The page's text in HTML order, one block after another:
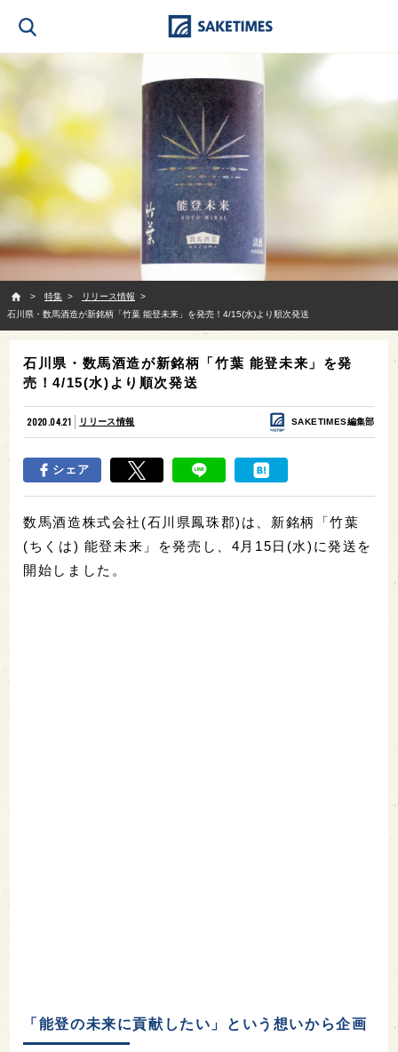
特集
リリース情報
石川県・数馬酒造が新銘柄「竹葉 能登未来」を発売！4/15(水)より順次発送
石川県・数馬酒造が新銘柄「竹葉 能登未来」を発
売！4/15(水)より順次発送
2020.04.21 リリース情報 SAKETIMES編集部
シェア
数馬酒造株式会社(石川県鳳珠郡)は、新銘柄「竹葉
(ちくは) 能登未来」を発売し、4月15日(水)に発送を
開始しました。
「能登の未来に貢献したい」という想いから企画